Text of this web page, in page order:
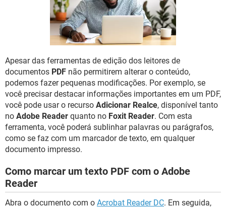
GUIA DE COMPRAS
Apesar das ferramentas de edição dos leitores de
documentos PDF não permitirem alterar o conteúdo,
podemos fazer pequenas modificações. Por exemplo, se
você precisar destacar informações importantes em um PDF,
você pode usar o recurso Adicionar Realce, disponível tanto
no Adobe Reader quanto no Foxit Reader. Com esta
ferramenta, você poderá sublinhar palavras ou parágrafos,
como se faz com um marcador de texto, em qualquer
documento impresso.
Como marcar um texto PDF com o Adobe
Reader
Abra o documento com o Acrobat Reader DC. Em seguida,